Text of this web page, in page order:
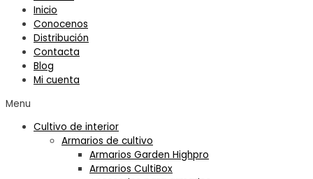
Inicio
Conocenos
Distribución
Contacta
Blog
Mi cuenta
Menu
Cultivo de interior
Armarios de cultivo
Armarios Garden Highpro
Armarios CultiBox